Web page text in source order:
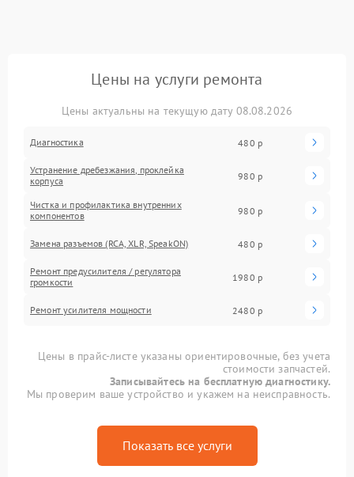
Цены на услуги ремонта
Цены актуальны на текущую дату 08.08.2026
Диагностика 480 р
Устранение дребезжания, проклейка
корпуса
980 р
Чистка и профилактика внутренних
компонентов
980 р
Замена разъемов (RCA, XLR, SpeakON) 480 р
Ремонт предусилителя / регулятора
громкости
1980 р
Ремонт усилителя мощности 2480 р
Цены в прайс-листе указаны ориентировочные, без учета
стоимости запчастей.
Записывайтесь на бесплатную диагностику.
Мы проверим ваше устройство и укажем на неисправность.
Показать все услуги